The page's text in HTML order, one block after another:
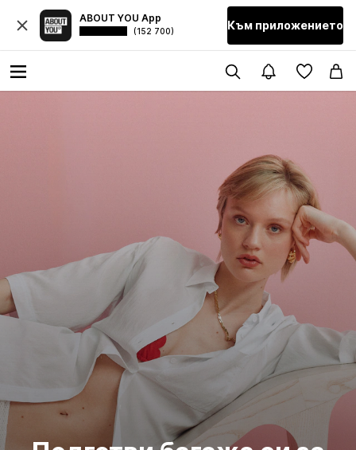
ABOUT YOU App
(152 700) Към приложението